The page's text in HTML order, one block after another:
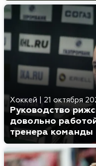
Хоккей 21 октября
Руководство
довольно
тренера команды